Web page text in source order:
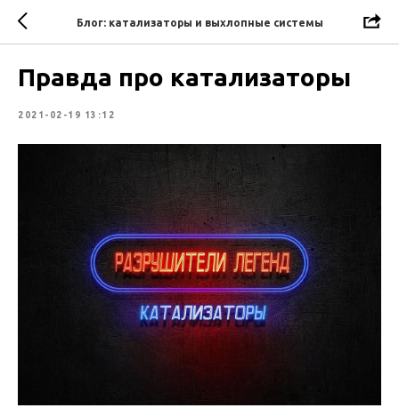
Блог: катализаторы и выхлопные системы
Правда про катализаторы
2021-02-19 13:12